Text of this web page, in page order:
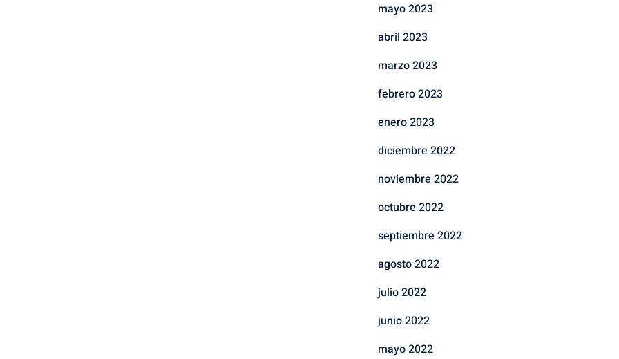
mayo 2023
abril 2023
marzo 2023
febrero 2023
enero 2023
diciembre 2022
noviembre 2022
octubre 2022
septiembre 2022
agosto 2022
julio 2022
junio 2022
mayo 2022